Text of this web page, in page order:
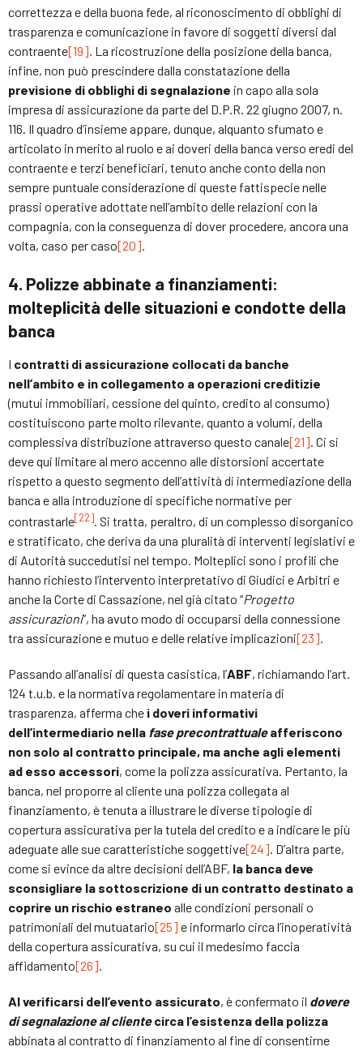
correttezza e della buona fede, al riconoscimento di obblighi di
trasparenza e comunicazione in favore di soggetti diversi dal
contraente[19] . La ricostruzione della posizione della banca,
infine, non può prescindere dalla constatazione della
previsione di obblighi di segnalazione in capo alla sola
impresa di assicurazione da parte del D.P.R. 22 giugno 2007, n.
116. Il quadro d’insieme appare, dunque, alquanto sfumato e
articolato in merito al ruolo e ai doveri della banca verso eredi del
contraente e terzi beneficiari, tenuto anche conto della non
sempre puntuale considerazione di queste fattispecie nelle
prassi operative adottate nell’ambito delle relazioni con la
compagnia, con la conseguenza di dover procedere, ancora una
volta, caso per caso[20]
4. Polizze abbinate a finanziamenti:
molteplicità delle situazioni e condotte della
banca
I contratti di assicurazione collocati da banche
nell’ambito e in collegamento a operazioni creditizie
(mutui immobiliari, cessione del quinto, credito al consumo)
costituiscono parte molto rilevante, quanto a volumi, della
complessiva distribuzione attraverso questo canale[21] . Ci si
deve qui limitare al mero accenno alle distorsioni accertate
rispetto a questo segmento dell’attività di intermediazione della
banca e alla introduzione di specifiche normative per
contrastarle[22]. Si tratta, peraltro, di un complesso disorganico
e stratificato, che deriva da una pluralità di interventi legislativi e
di Autorità succedutisi nel tempo. Molteplici sono i profili che
hanno richiesto l’intervento interpretativo di Giudici e Arbitri e
anche la Corte di Cassazione, nel già citato “Progetto
assicurazioni”, ha avuto modo di occuparsi della connessione
tra assicurazione e mutuo e delle relative implicazioni[23].
Passando all’analisi di questa casistica, l’ABF, richiamando l’art.
124 t.u.b. e la normativa regolamentare in materia di
trasparenza, afferma che i doveri informativi
dell’intermediario nella fase precontrattualeafferiscono
non solo al contratto principale, ma anche agli elementi
ad esso accessori, come la polizza assicurativa. Pertanto, la
banca, nel proporre al cliente una polizza collegata al
finanziamento, è tenuta a illustrare le diverse tipologie di
copertura assicurativa per la tutela del credito e a indicare le più
adeguate alle sue caratteristiche soggettive[24]. D’altra parte,
come si evince da altre decisioni dell’ABF, la banca deve
sconsigliare la sottoscrizione di un contratto destinato a
coprire un rischio estraneo alle condizioni personali o
patrimoniali del mutuatario[25] e informarlo circa l’inoperatività
della copertura assicurativa, su cui il medesimo faccia
affidamento[26].
Al verificarsi dell’evento assicurato, è confermato il dovere
di segnalazione al clientecirca l’esistenza della polizza
abbinata al contratto di finanziamento al fine di consentirne